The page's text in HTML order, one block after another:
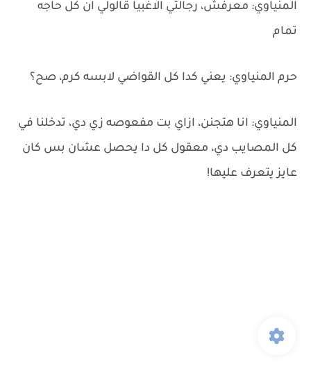
المنياوي: معرفش، رجالتي الاغبيا قالولي ان كل حاجه
تمام
حرم المنياوي: يعني كدا كل القواضي لابسه كرم، صح؟
المنياوي: انا هتجنن، ازاي بت مفعوصه زي دي، تدخلنا في
كل المصايب دي، معقول كل دا يحصل عشان بس كان
عايز يتعرف عليها!